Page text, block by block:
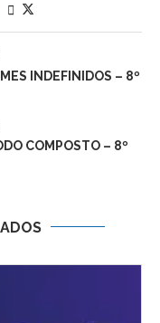
INDEFINIDOS – 8º
COMPOSTO – 8º